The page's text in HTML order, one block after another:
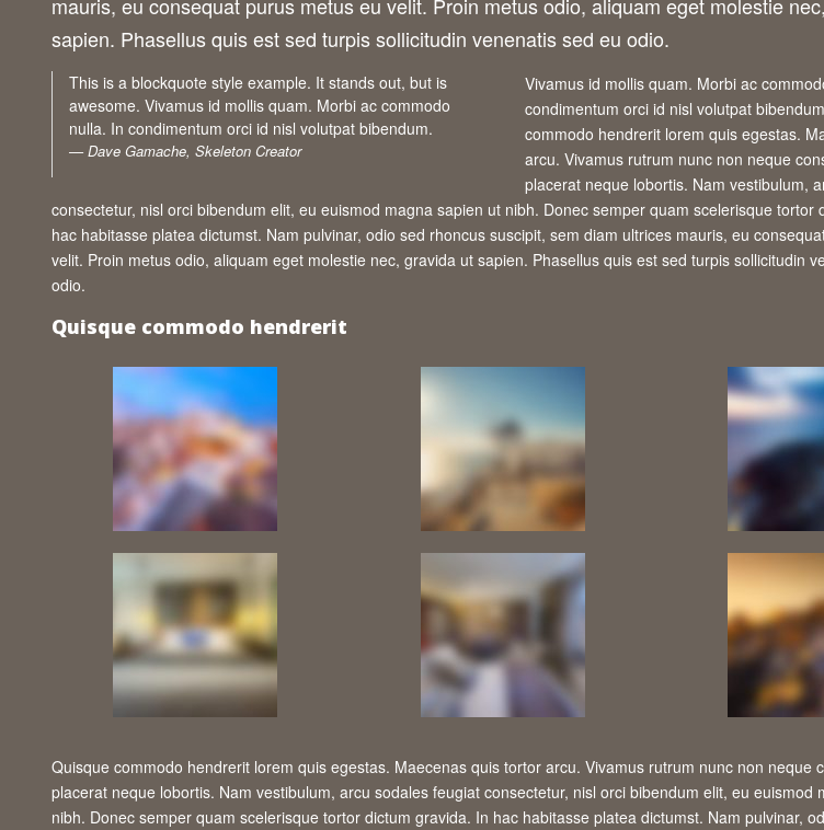
sapien. Phasellus quis est sed turpis sollicitudin venenatis sed eu odio.
This is a blockquote style example. It stands out, but is
awesome. Vivamus id mollis quam. Morbi ac commodo
nulla. In condimentum orci id nisl volutpat bibendum.
Dave Gamache, Skeleton Creator
Vivamus id mollis quam. Morbi ac
condimentum orci id nisl volutpat
commodo hendrerit lorem quis egestas.
arcu. Vivamus rutrum nunc non neque
placerat neque lobortis. Nam vestibulum,
consectetur, nisl orci bibendum elit, eu euismod magna sapien ut nibh. Donec semper quam scelerisque tortor
hac habitasse platea dictumst. Nam pulvinar, odio sed rhoncus suscipit, sem diam ultrices mauris, eu
velit. Proin metus odio, aliquam eget molestie nec, gravida ut sapien. Phasellus quis est sed turpis sollicitudin
odio.
Quisque commodo hendrerit
Quisque commodo hendrerit lorem quis egestas. Maecenas quis tortor arcu. Vivamus rutrum nunc non neque
placerat neque lobortis. Nam vestibulum, arcu sodales feugiat consectetur, nisl orci bibendum elit, eu euismod
nibh. Donec semper quam scelerisque tortor dictum gravida. In hac habitasse platea dictumst. Nam pulvinar,